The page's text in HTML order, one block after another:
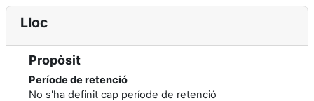
Lloc
Propòsit
Període de retenció
No s'ha definit cap període de retenció